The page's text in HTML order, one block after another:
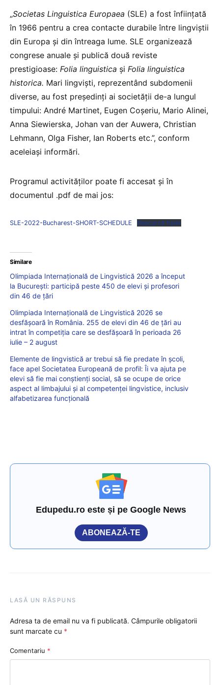
„Societas Linguistica Europaea (SLE) a fost înființată
în 1966 pentru a crea contacte durabile între lingviștii
din Europa și din întreaga lume. SLE organizează
congrese anuale și publică două reviste
prestigioase: Folia linguistica și Folia linguistica
historica. Mari lingviști, reprezentând subdomenii
diverse, au fost președinți ai societății de-a lungul
timpului: André Martinet, Eugen Coșeriu, Mario Alinei,
Anna Siewierska, Johan van der Auwera, Christian
Lehmann, Olga Fisher, Ian Roberts etc.”, conform
aceleiași informări.
Programul activităților poate fi accesat și în
documentul .pdf de mai jos:
SLE-2022-Bucharest-SHORT-SCHEDULE Descarcă fișier
Similare
Olimpiada Internațională de Lingvistică 2026 a început
la București: participă peste 450 de elevi și profesori
din 46 de țări
Olimpiada Internațională de Lingvistică 2026 se
desfășoară în România. 255 de elevi din 46 de țări au
intrat în competiția care se desfășoară în perioada 26
iulie – 2 august
Elemente de lingvistică ar trebui să fie predate în școli,
face apel Societatea Europeană de profil: Îi va ajuta pe
elevi să fie mai conștienți social, să se ocupe de orice
aspect al limbajului și al competenței lingvistice, inclusiv
alfabetizarea funcțională
Edupedu.ro este și pe Google News
ABONEAZĂ-TE
LASĂ UN RĂSPUNS
Adresa ta de email nu va fi publicată. Câmpurile obligatorii
sunt marcate cu *
Comentariu *